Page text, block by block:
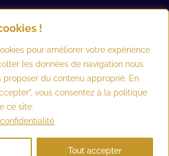
!
pour améliorer votre expérience
les données de navigation nous
du contenu approprié. En
vous consentez à la politique
ce site.
Tout accepter
d’utilisation et de vente